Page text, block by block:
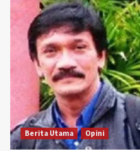
Berita Utama Opini